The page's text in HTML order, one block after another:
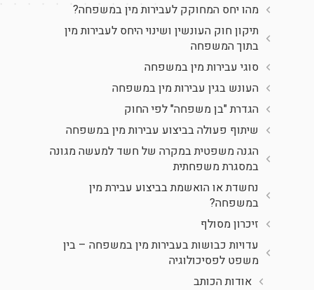
מהו יחס המחוקק לעבירות מין במשפחה?
תיקון חוק העונשין ושינוי היחס לעבירות מין
בתוך המשפחה
סוגי עבירות מין במשפחה
העונש בגין עבירות מין במשפחה
הגדרת "בן משפחה" לפי החוק
שיתוף פעולה בביצוע עבירות מין במשפחה
הגנה משפטית במקרה של חשד למעשה מגונה
במסגרת משפחתית
נחשדת או הואשמת בביצוע עבירת מין
במשפחה?
זיכרון מסולף
עדויות כבושות בעבירות מין במשפחה – בין
משפט לפסיכולוגיה
אודות הכותב